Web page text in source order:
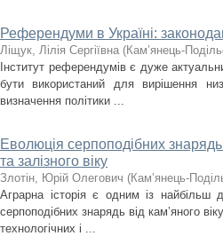
Референдуми в Україні:
Ліщук, Лілія Сергіївна (Кам’янець-
Інститут референдумів є дуже
бути використаний для вирішення
визначення політики ...
Еволюція серпоподібних знарядь
та залізного віку
Злотін, Юрій Олегович (Кам’янець-
Аграрна історія є одним із найбільш
серпоподібних знарядь від кам’яного
технологічних і ...